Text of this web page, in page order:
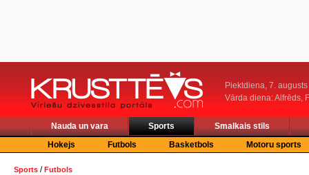
Piektdiena, 7. augusts
Vārda diena: Alfrēds,
Nauda un vara Sports
Smalkais stils
Hokejs
Futbols Basketbols Motoru sports
Sports /Futbols